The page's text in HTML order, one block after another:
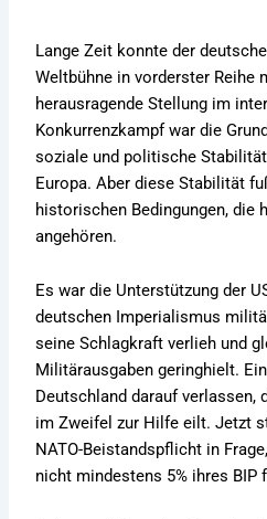
Lange Zeit konnte der
Weltbühne in vorderster Reihe
herausragende Stellung im
Konkurrenzkampf war die
soziale und politische
Europa. Aber diese Stabilität
historischen Bedingungen, die
angehören.
Es war die Unterstützung der
deutschen Imperialismus
seine Schlagkraft verlieh und
Militärausgaben geringhielt.
Deutschland darauf verlassen,
im Zweifel zur Hilfe eilt. Jetzt
NATO-Beistandspflicht in
nicht mindestens 5% ihres BIP